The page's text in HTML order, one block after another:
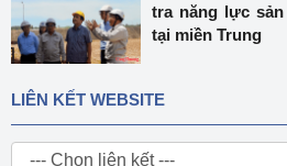
tra năng lực
tại miền Trung
LIÊN KẾT WEBSITE